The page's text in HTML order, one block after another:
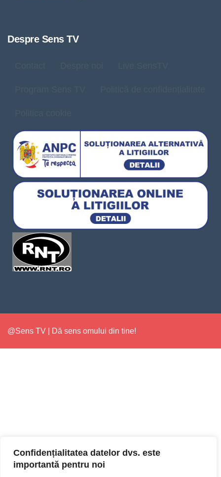
Confidențialitatea datelor dvs. este
importantă pentru noi
Despre Sens TV
@Sens TV | Dă sens omului din tine!